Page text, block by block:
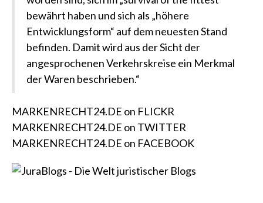
bewährt haben und sich als „höhere
Entwicklungsform“ auf dem neuesten Stand
befinden. Damit wird aus der Sicht der
angesprochenen Verkehrskreise ein Merkmal
der Waren beschrieben.“
MARKENRECHT24.DE on FLICKR
MARKENRECHT24.DE on TWITTER
MARKENRECHT24.DE on FACEBOOK